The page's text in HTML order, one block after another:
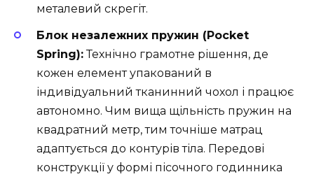
металевий скрегіт.
Блок незалежних пружин (Pocket
Spring):Технічно грамотне рішення, де
кожен елемент упакований в
індивідуальний тканинний чохол і працює
автономно. Чим вища щільність пружин на
квадратний метр, тим точніше матрац
адаптується до контурів тіла. Передові
конструкції у формі пісочного годинника